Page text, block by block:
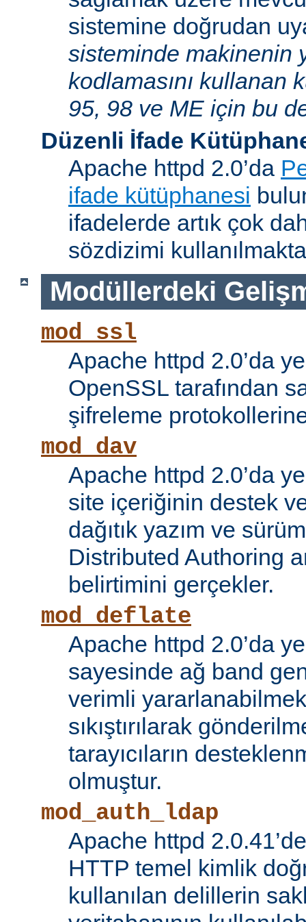
sistemine doğrudan
sisteminde makinenin
kodlamasını kullanan
95, 98 ve ME için bu
Düzenli İfade
Apache httpd 2.0’da
ifade kütüphanesi
ifadelerde artık çok
sözdizimi
Modüllerdeki
mod_ssl
Apache httpd 2.0’da
OpenSSL tarafından
şifreleme
mod_dav
Apache httpd 2.0’da
site içeriğinin destek
dağıtık yazım ve
Distributed Authoring
belirtimini gerçekler.
mod_deflate
Apache httpd 2.0’da
sayesinde ağ band
verimli
sıkıştırılarak
tarayıcıların
olmuştur.
mod_auth_ldap
Apache httpd
HTTP temel kimlik
kullanılan delillerin